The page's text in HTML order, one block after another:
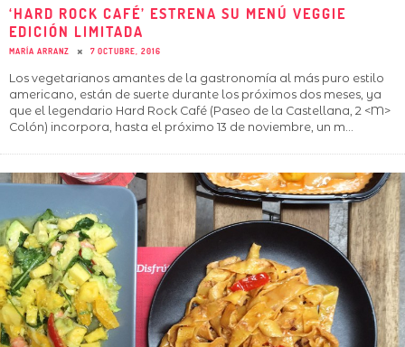
‘HARD ROCK CAFÉ’ ESTRENA SU MENÚ VEGGIE
EDICIÓN LIMITADA
MARÍA ARRANZ 7 OCTUBRE, 2016
Los vegetarianos amantes de la gastronomía al más puro estilo
americano, están de suerte durante los próximos dos meses, ya
que el legendario Hard Rock Café (Paseo de la Castellana, 2 <M>
Colón) incorpora, hasta el próximo 13 de noviembre, un m...